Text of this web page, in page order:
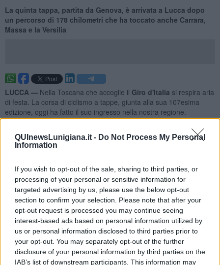
QUInewsLunigiana.it - Do Not Process My Personal
Information
If you wish to opt-out of the sale, sharing to third parties, or
processing of your personal or sensitive information for
targeted advertising by us, please use the below opt-out
section to confirm your selection. Please note that after your
opt-out request is processed you may continue seeing
interest-based ads based on personal information utilized by
us or personal information disclosed to third parties prior to
your opt-out. You may separately opt-out of the further
disclosure of your personal information by third parties on the
IAB’s list of downstream participants. This information may
La quinta tappa, partita da Genova, è arrivata a Lucca dopo
un percorso di 178 chilometri che ha toccato anche Carrara,
Massa e la Versilia
LUCCA — Nella Toscana che accoglie il Giro d'Italia si respira aria
di festa. La corsa di ciclismo a tappe, giunta alla sua 107esima
edizione, oggi ha fatto il suo ingresso nella nostra regione.
La quinta tappa, partita da Genova, è arrivata intorno alle 17 di
oggi a Lucca dopo un percorso di 178 chilometriche ha toccato
anche altre località toscane come Carrara, Massa e la Versilia.
Ad aggiudicarsi la tappa è stato il franceseBenjamin Thomas
(Cofidis), seguito dal danese Michael Valgren (EF Education -
EasyPost) e da Andrea Pietrobon (Team Polti Kometa). Quarta
posizione per il francese francese Enzo Paleni (Groupama-FDJ).
Domani, Giovedì 9 maggio, si disputerà la sesta tappa con
partenza da Torre del Lago ed arrivo a Rapolano Terme.
Qua sotto il video pubblicato sulla pagina Facebook del Comune di